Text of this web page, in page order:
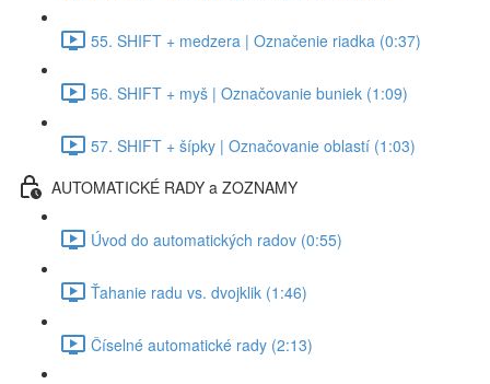
55. SHIFT + medzera | Označenie riadka (0:37)
56. SHIFT + myš | Označovanie buniek (1:09)
57. SHIFT + šípky | Označovanie oblastí (1:03)
AUTOMATICKÉ RADY a ZOZNAMY
Úvod do automatických radov (0:55)
Ťahanie radu vs. dvojklik (1:46)
Číselné automatické rady (2:13)